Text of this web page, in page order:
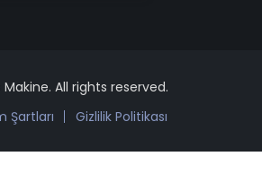
All rights reserved.
Şartları
Gizlilik Politikası